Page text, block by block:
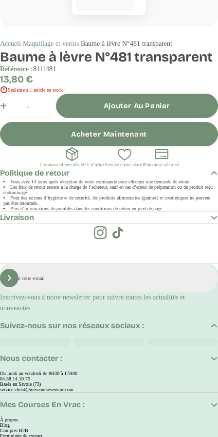
Accueil Maquillage et vernis Baume à lèvre N°481 transparent
Baume à lèvre N°481 transparent
Référence :8111481
Prix
régulier
13,80 €
Seulement 1 article en stock !
Ajouter Au Panier
Acheter Maintenant
Livraison offerte dès 50 € d’achatService client réactifPaiement sécurisé
Politique de retour
Vous avez 14 jours après réception de votre commande pour effectuer une demande de retour.
Les frais de retour restent à la charge de l’acheteur, sauf en cas d’erreur de préparation ou de produit reçu
endommagé.
Pour des raisons d’hygiène et de sécurité, les produits alimentaires (graines) et cosmétiques ne peuvent
pas être retournés.
Plus d’informations disponibles dans les conditions de retour en pied de page.
Livraison
E-
mail
S'inscrire
Inscrivez-vous à notre newsletter pour suivre toutes les actualités et
nouveautés.
Nous contacter :
Du lundi au vendredi de 8H30 à 17H00
04.58.14.10.75
Basés en Savoie (73)
service.client@mescoursesenvrac.com
Mes Courses En Vrac :
À propos
Blog
Comptes B2B
Formulaire de contact
Suivez-nous sur nos réseaux sociaux :